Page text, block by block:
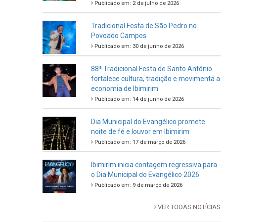
Publicado em: 2 de julho de 2026
Tradicional Festa de São Pedro no
Povoado Campos
Publicado em: 30 de junho de 2026
88ª Tradicional Festa de Santo Antônio
fortalece cultura, tradição e movimenta a
economia de Ibimirim
Publicado em: 14 de junho de 2026
Dia Municipal do Evangélico promete
noite de fé e louvor em Ibimirim
Publicado em: 17 de março de 2026
Ibimirim inicia contagem regressiva para
o Dia Municipal do Evangélico 2026
Publicado em: 9 de março de 2026
VER TODAS NOTÍCIAS